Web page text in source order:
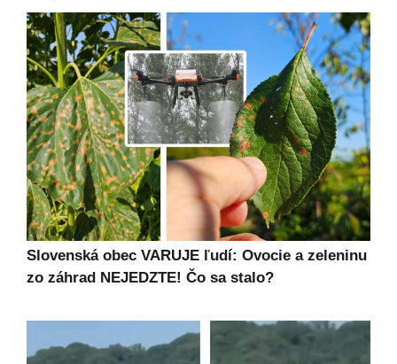
Slovenská obec VARUJE ľudí: Ovocie a zeleninu
zo záhrad NEJEDZTE! Čo sa stalo?